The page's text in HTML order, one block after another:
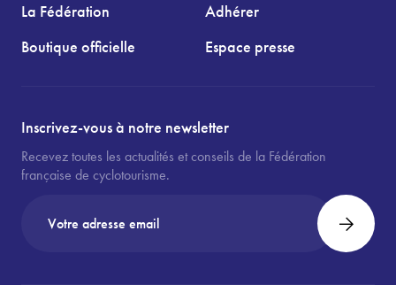
La Fédération
Adhérer
Boutique officielle
Espace presse
Inscrivez-vous à notre newsletter
Recevez toutes les actualités et conseils de la Fédération
française de cyclotourisme.